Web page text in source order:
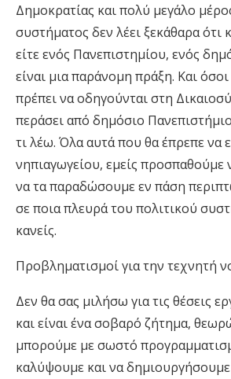
Δημοκρατίας και πολύ μεγάλο
συστήματος δεν λέει ξεκάθαρα ότι
είτε ενός Πανεπιστημίου, ενός
είναι μια παράνομη πράξη. Και
πρέπει να οδηγούνται στη
περάσει από δημόσιο
τι λέω. Όλα αυτά που θα έπρεπε να
νηπιαγωγείου, εμείς προσπαθούμε
να τα παραδώσουμε εν πάση
σε ποια πλευρά του πολιτικού
κανείς.
Προβληματισμοί για την τεχνητή
Δεν θα σας μιλήσω για τις θέσεις
και είναι ένα σοβαρό ζήτημα,
μπορούμε με σωστό
καλύψουμε και να δημιουργήσουμε